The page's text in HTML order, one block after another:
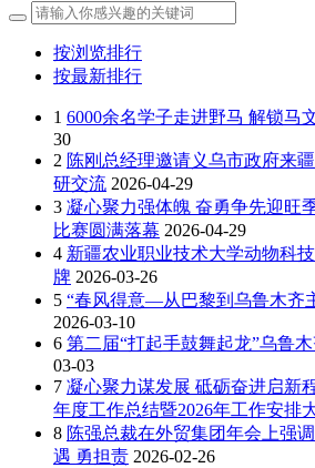
按浏览排行
按最新排行
1 6000余名学子走进野马 解锁马
30
2 陈刚总经理邀请义乌市政府来
研交流 2026-04-29
3 凝心聚力强体魄 奋勇争先迎
比赛圆满落幕 2026-04-29
4 新疆农业职业技术大学动物科
牌 2026-03-26
5 “春风得意—从巴黎到乌鲁木齐
2026-03-10
6 第二届“打起手鼓舞起龙”乌鲁
03-03
7 凝心聚力谋发展 砥砺奋进启新
年度工作总结暨2026年工作安排
8 陈强总裁在外贸集团年会上强
遇 勇担责 2026-02-26